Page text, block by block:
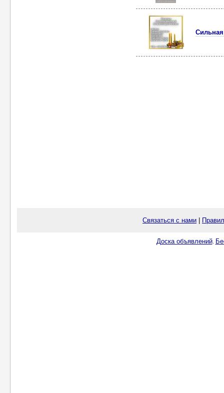
Сильная
Связаться с нами
Доска объявлений.